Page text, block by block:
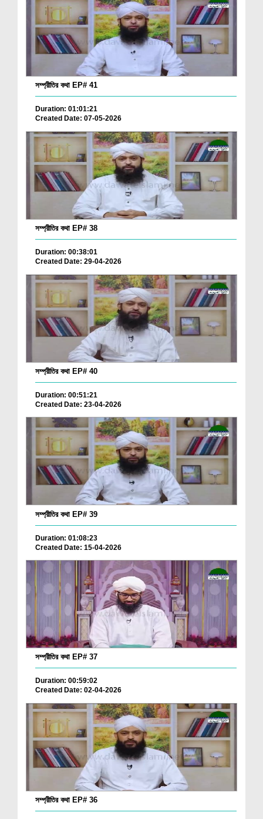
সম্প্রীতির কথা EP# 41
Duration: 01:01:21
Created Date: 07-05-2026
সম্প্রীতির কথা EP# 38
Duration: 00:38:01
Created Date: 29-04-2026
সম্প্রীতির কথা EP# 40
Duration: 00:51:21
Created Date: 23-04-2026
সম্প্রীতির কথা EP# 39
Duration: 01:08:23
Created Date: 15-04-2026
সম্প্রীতির কথা EP# 37
Duration: 00:59:02
Created Date: 02-04-2026
সম্প্রীতির কথা EP# 36